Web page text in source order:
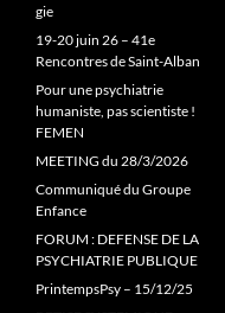
gie
19-20 juin 26 – 41e
Rencontres de Saint-Alban
Pour une psychiatrie
humaniste, pas scientiste !
FEMEN
MEETING du 28/3/2026
Communiqué du Groupe
Enfance
FORUM : DEFENSE DE LA
PSYCHIATRIE PUBLIQUE
PrintempsPsy – 15/12/25